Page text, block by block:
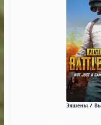
Экшены /